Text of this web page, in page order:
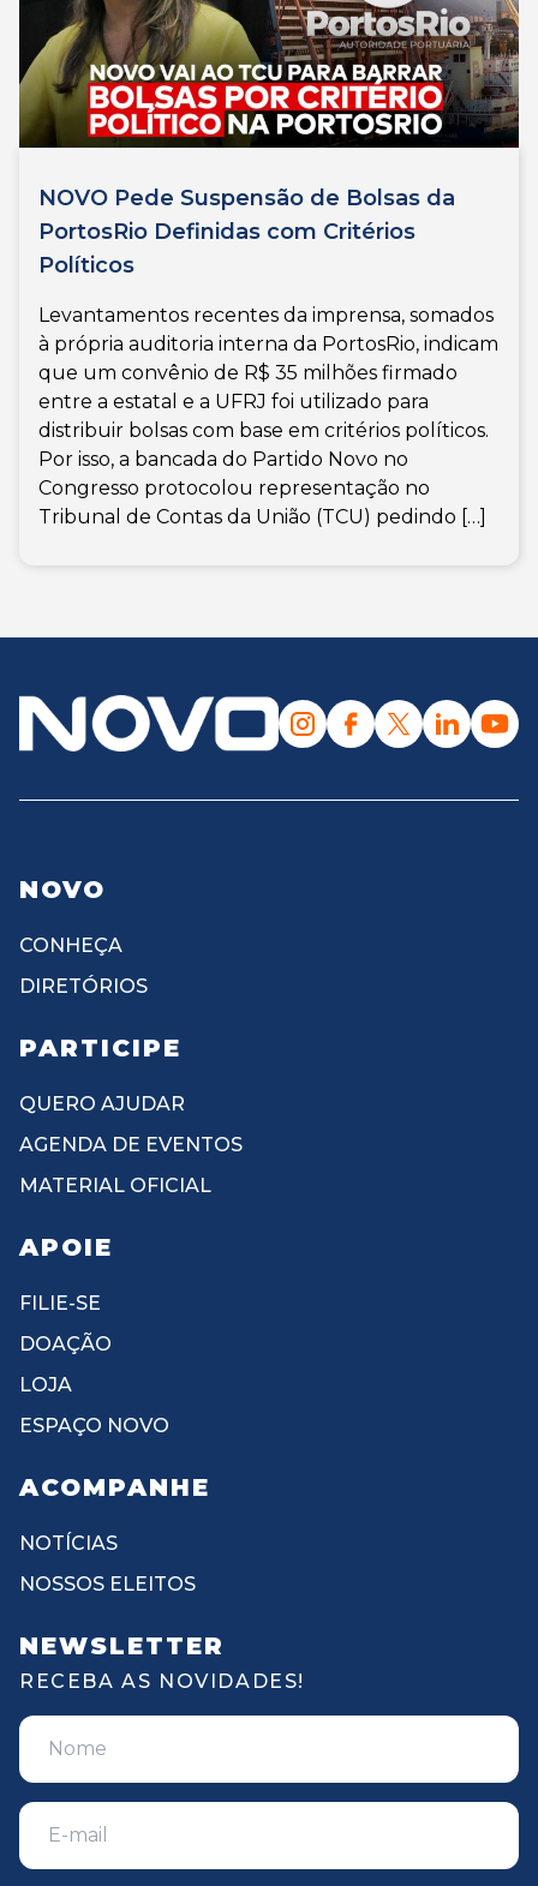
NOVO Pede Suspensão de Bolsas da
PortosRio Definidas com Critérios
Políticos
Levantamentos recentes da imprensa, somados
à própria auditoria interna da PortosRio, indicam
que um convênio de R$ 35 milhões firmado
entre a estatal e a UFRJ foi utilizado para
distribuir bolsas com base em critérios políticos.
Por isso, a bancada do Partido Novo no
Congresso protocolou representação no
Tribunal de Contas da União (TCU) pedindo […]
NOVO
CONHEÇA
DIRETÓRIOS
PARTICIPE
QUERO AJUDAR
AGENDA DE EVENTOS
MATERIAL OFICIAL
APOIE
FILIE-SE
DOAÇÃO
LOJA
ESPAÇO NOVO
ACOMPANHE
NOTÍCIAS
NOSSOS ELEITOS
NEWSLETTER
RECEBA AS NOVIDADES!